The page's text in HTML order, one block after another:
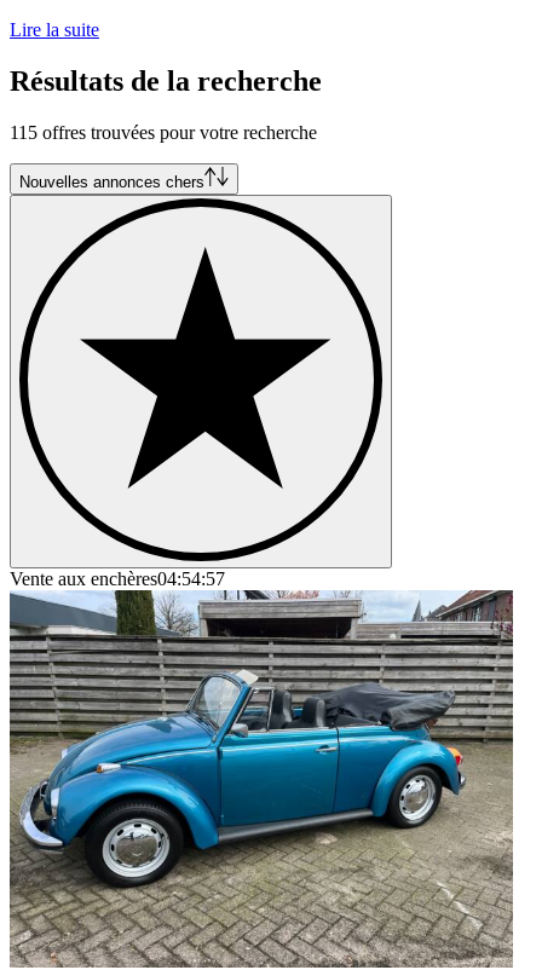
Lire la suite
Résultats de la recherche
115 offres trouvées pour votre recherche
Nouvelles annonces chers
Vente aux enchères04:54:57